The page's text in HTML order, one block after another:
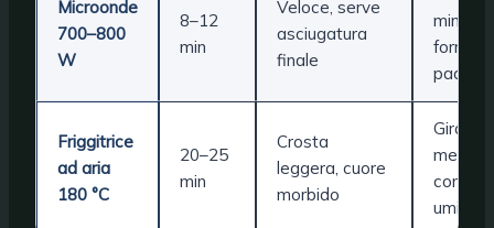
Microonde
700–800
W
8–12
min
Veloce, serve
asciugatura
finale
min in
forno o
padella
Friggitrice
ad aria
180 °C
20–25
min
Crosta
leggera, cuore
morbido
Girare a
metà,
umidità